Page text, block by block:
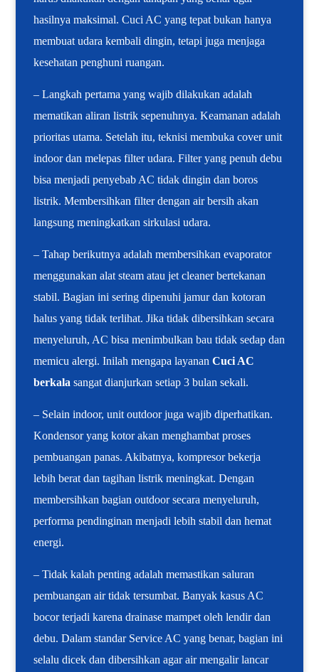
hasilnya maksimal. Cuci AC yang tepat bukan hanya
membuat udara kembali dingin, tetapi juga menjaga
kesehatan penghuni ruangan.
– Langkah pertama yang wajib dilakukan adalah
mematikan aliran listrik sepenuhnya. Keamanan adalah
prioritas utama. Setelah itu, teknisi membuka cover unit
indoor dan melepas filter udara. Filter yang penuh debu
bisa menjadi penyebab AC tidak dingin dan boros
listrik. Membersihkan filter dengan air bersih akan
langsung meningkatkan sirkulasi udara.
– Tahap berikutnya adalah membersihkan evaporator
menggunakan alat steam atau jet cleaner bertekanan
stabil. Bagian ini sering dipenuhi jamur dan kotoran
halus yang tidak terlihat. Jika tidak dibersihkan secara
menyeluruh, AC bisa menimbulkan bau tidak sedap dan
memicu alergi. Inilah mengapa layananCuci AC
berkala sangat dianjurkan setiap 3 bulan sekali.
– Selain indoor, unit outdoor juga wajib diperhatikan.
Kondensor yang kotor akan menghambat proses
pembuangan panas. Akibatnya, kompresor bekerja
lebih berat dan tagihan listrik meningkat. Dengan
membersihkan bagian outdoor secara menyeluruh,
performa pendinginan menjadi lebih stabil dan hemat
energi.
– Tidak kalah penting adalah memastikan saluran
pembuangan air tidak tersumbat. Banyak kasus AC
bocor terjadi karena drainase mampet oleh lendir dan
debu. Dalam standar Service AC yang benar, bagian ini
selalu dicek dan dibersihkan agar air mengalir lancar